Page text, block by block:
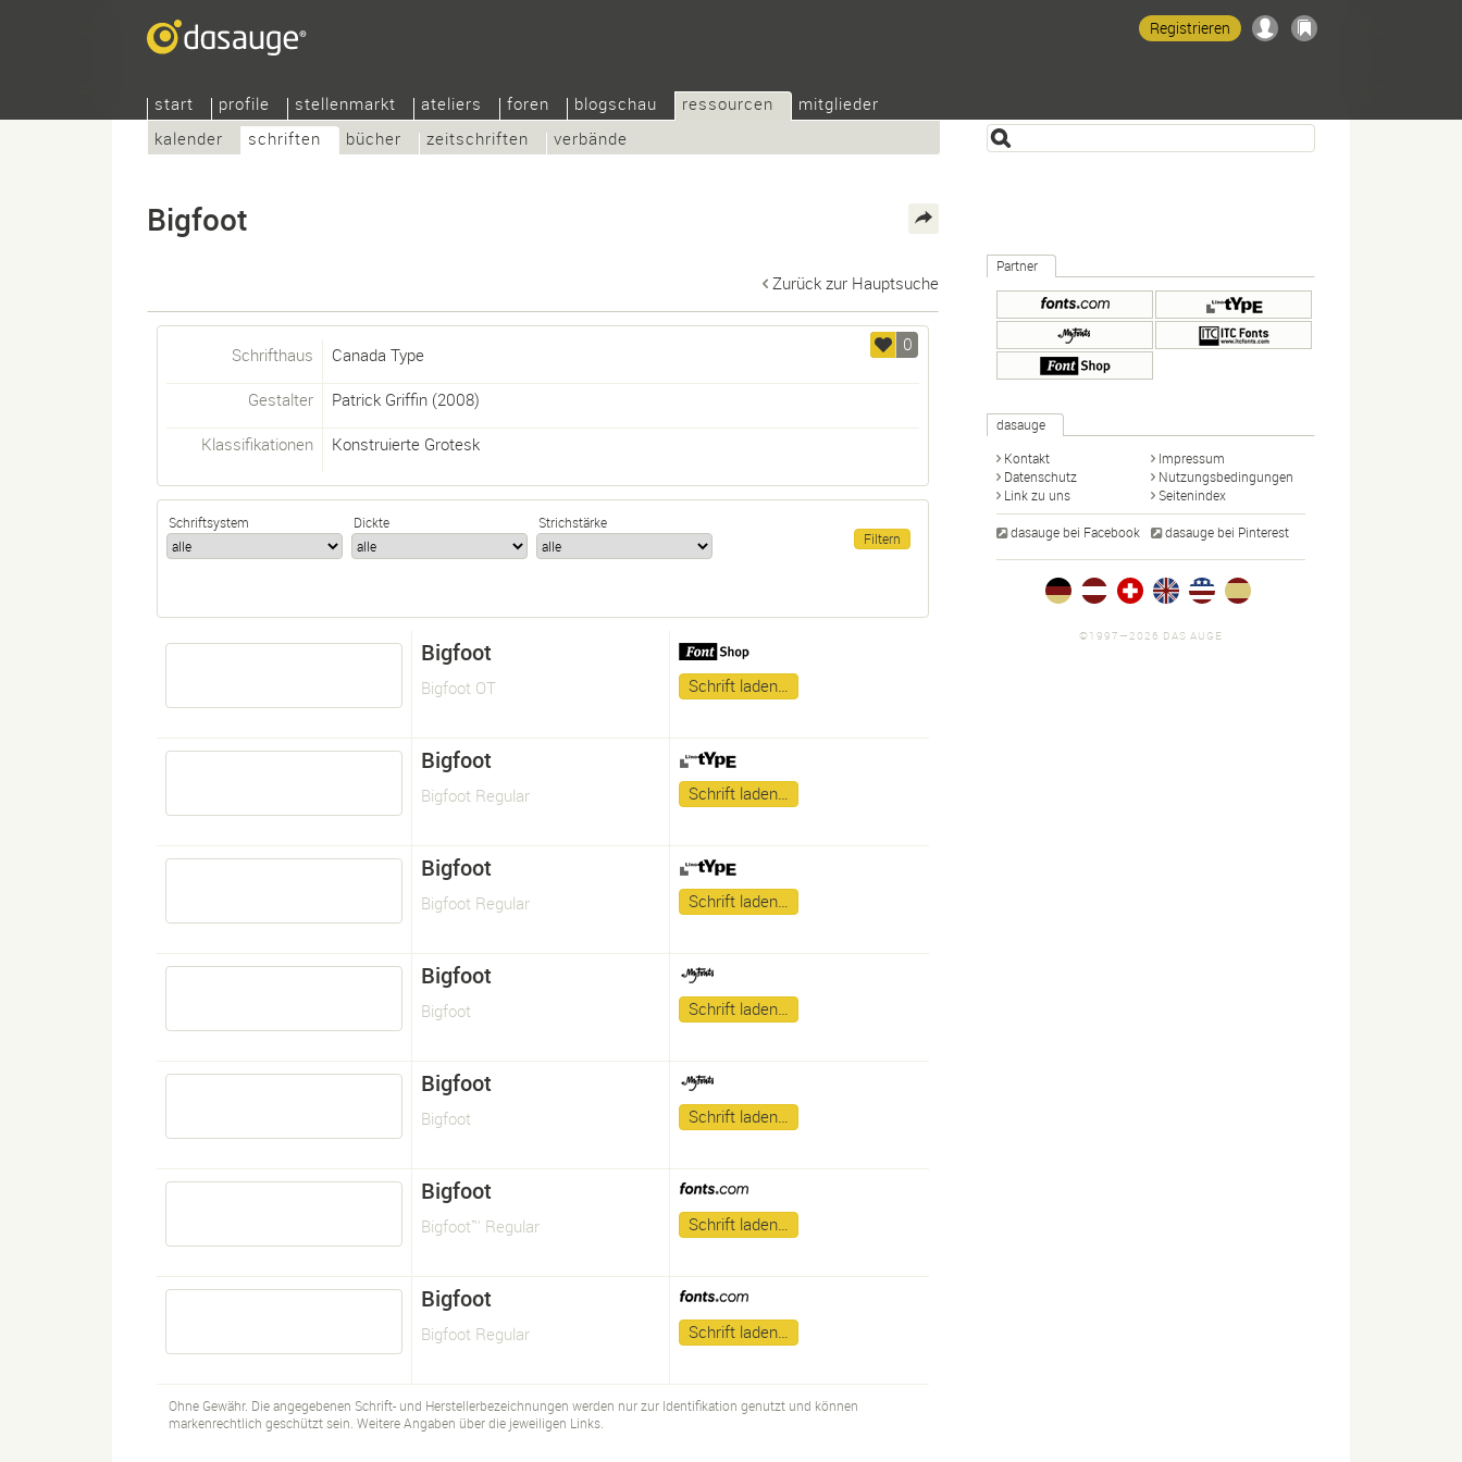
start profile stellenmarkt ateliers foren blogschau
ressourcen
kalender
schriften bücher zeitschriften verbände
mitglieder
Registrieren
Bigfoot
Zurück zur Hauptsuche
0
Schrifthaus Canada Type
Gestalter Patrick Griffin(2008)
Klassifikationen Konstruierte Grotesk
Schriftsystem Dickte Strichstärke
Bigfoot
Bigfoot OT Schrift laden…
Bigfoot
Bigfoot Regular Schrift laden…
Bigfoot
Bigfoot Regular Schrift laden…
Bigfoot
Bigfoot Schrift laden…
Bigfoot
Bigfoot Schrift laden…
Bigfoot
Bigfoot™ Regular Schrift laden…
Bigfoot
Bigfoot Regular Schrift laden…
Ohne Gewähr. Die angegebenen Schrift- und Herstellerbezeichnungen werden nur zur Identifikation genutzt und können
markenrechtlich geschützt sein. Weitere Angaben über die jeweiligen Links.
Partner
dasauge
Kontakt
Impressum
Datenschutz
Nutzungsbedingungen
Link zu uns
Seitenindex
dasauge bei Facebook dasauge bei Pinterest
©1997—2026 DAS AUGE